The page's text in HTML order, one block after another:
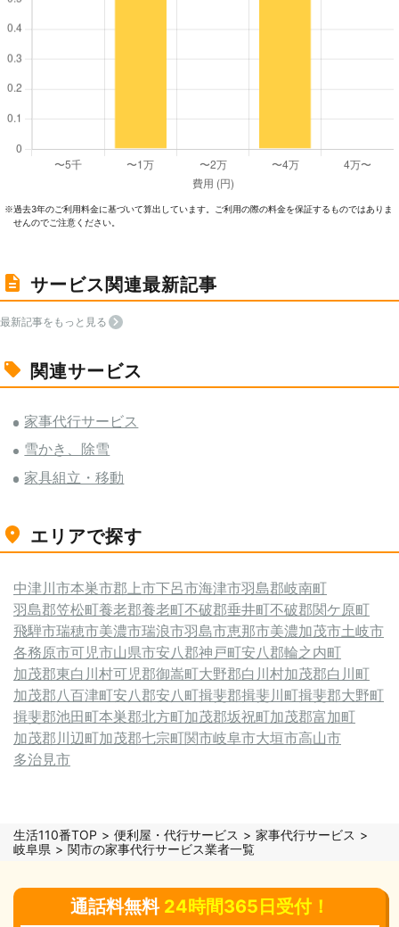
※過去3年のご利⽤料⾦に基づいて算出しています。ご利⽤の際の料⾦を保証するものではありま
せんのでご注意ください。
サービス関連最新記事
最新記事をもっと見る
関連サービス
家事代行サービス
雪かき、除雪
家具組立・移動
エリアで探す
中津川市本巣市郡上市下呂市海津市羽島郡岐南町
羽島郡笠松町養老郡養老町不破郡垂井町不破郡関ケ原町
飛騨市瑞穂市美濃市瑞浪市羽島市恵那市美濃加茂市土岐市
各務原市可児市山県市安八郡神戸町安八郡輪之内町
加茂郡東白川村可児郡御嵩町大野郡白川村加茂郡白川町
加茂郡八百津町安八郡安八町揖斐郡揖斐川町揖斐郡大野町
揖斐郡池田町本巣郡北方町加茂郡坂祝町加茂郡富加町
加茂郡川辺町加茂郡七宗町関市岐阜市大垣市高山市
多治見市
生活110番TOP 便利屋・代行サービス
家事代行サービス
岐阜県
関市の家事代行サービス業者一覧
通話料無料 24時間365日受付！